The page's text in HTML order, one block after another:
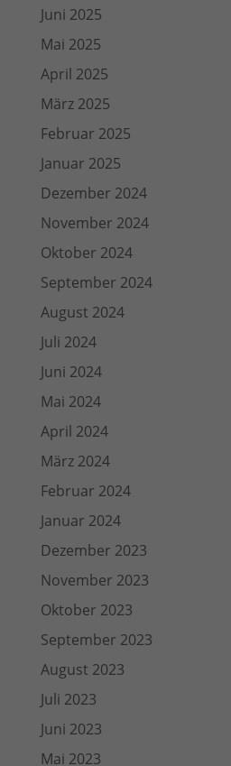
Juni 2025
Mai 2025
April 2025
März 2025
Februar 2025
Januar 2025
Dezember 2024
November 2024
Oktober 2024
September 2024
August 2024
Juli 2024
Juni 2024
Mai 2024
April 2024
März 2024
Februar 2024
Januar 2024
Dezember 2023
November 2023
Oktober 2023
September 2023
August 2023
Juli 2023
Juni 2023
Mai 2023